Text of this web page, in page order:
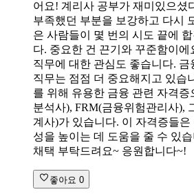
어요! 계리사 공부가 재미있으셨
부족했던 부분을 보강하고 다시
은 사람들이 몇 번의 시도 끝에
다. 중요한 건 끈기와 꾸준함이에
직무에 대한 관심도 좋습니다. 금
직무는 점점 더 중요해지고 있습
를 위해 유용한 금융 관련 자격증
분석사), FRM(금융위험관리사),
계사)가 있습니다. 이 자격증들
성을 높이는 데 도움을 줄 수 있
채택 부탁드려요~ 응원합니다~!
좋아요 0